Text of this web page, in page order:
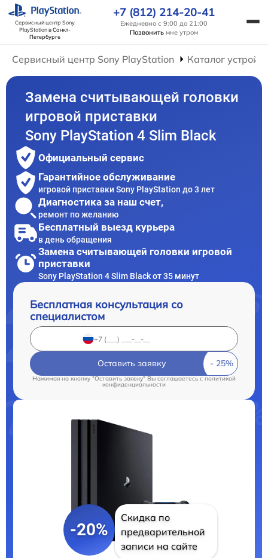
Сервисный центр Sony
PlayStationв Санкт-
Петербурге
+7 (812) 214-20-41
Ежедневно с 9:00 до 21:00
Позвонить мне утром
Сервисный центр Sony PlayStation Каталог
Замена считывающей головки
игровой приставки
Sony PlayStation 4 Slim Black
Официальный сервис
Гарантийное обслуживание
игровой приставки Sony PlayStation до 3 лет
Диагностика за наш счет,
ремонт по желанию
Бесплатный выезд курьера
в день обращения
Замена считывающей головки игровой
приставки
Sony PlayStation 4 Slim Black от 35 минут
Бесплатная консультация со
специалистом
Оставить заявку
Нажимая на кнопку "Оставить заявку" Вы соглашаетесь cполитикой
конфиденциальности
-20%
Скидка по
предварительной
записи на сайте